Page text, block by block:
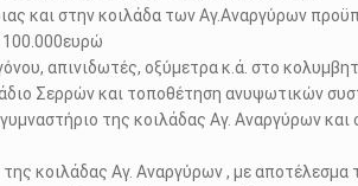
και στην κοιλάδα των Αγ.Αναργύρων
100.000ευρώ
απινιδωτές, οξύμετρα κ.ά. στο
Σερρών και τοποθέτηση ανυψωτικών
της κοιλάδας Αγ. Αναργύρων και
κοιλάδας Αγ. Αναργύρων , με αποτέλεσμα